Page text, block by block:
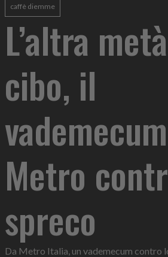
caffè diemme
L’altra
cibo, il
Metro
spreco
Da Metro Italia, un vademecum contro